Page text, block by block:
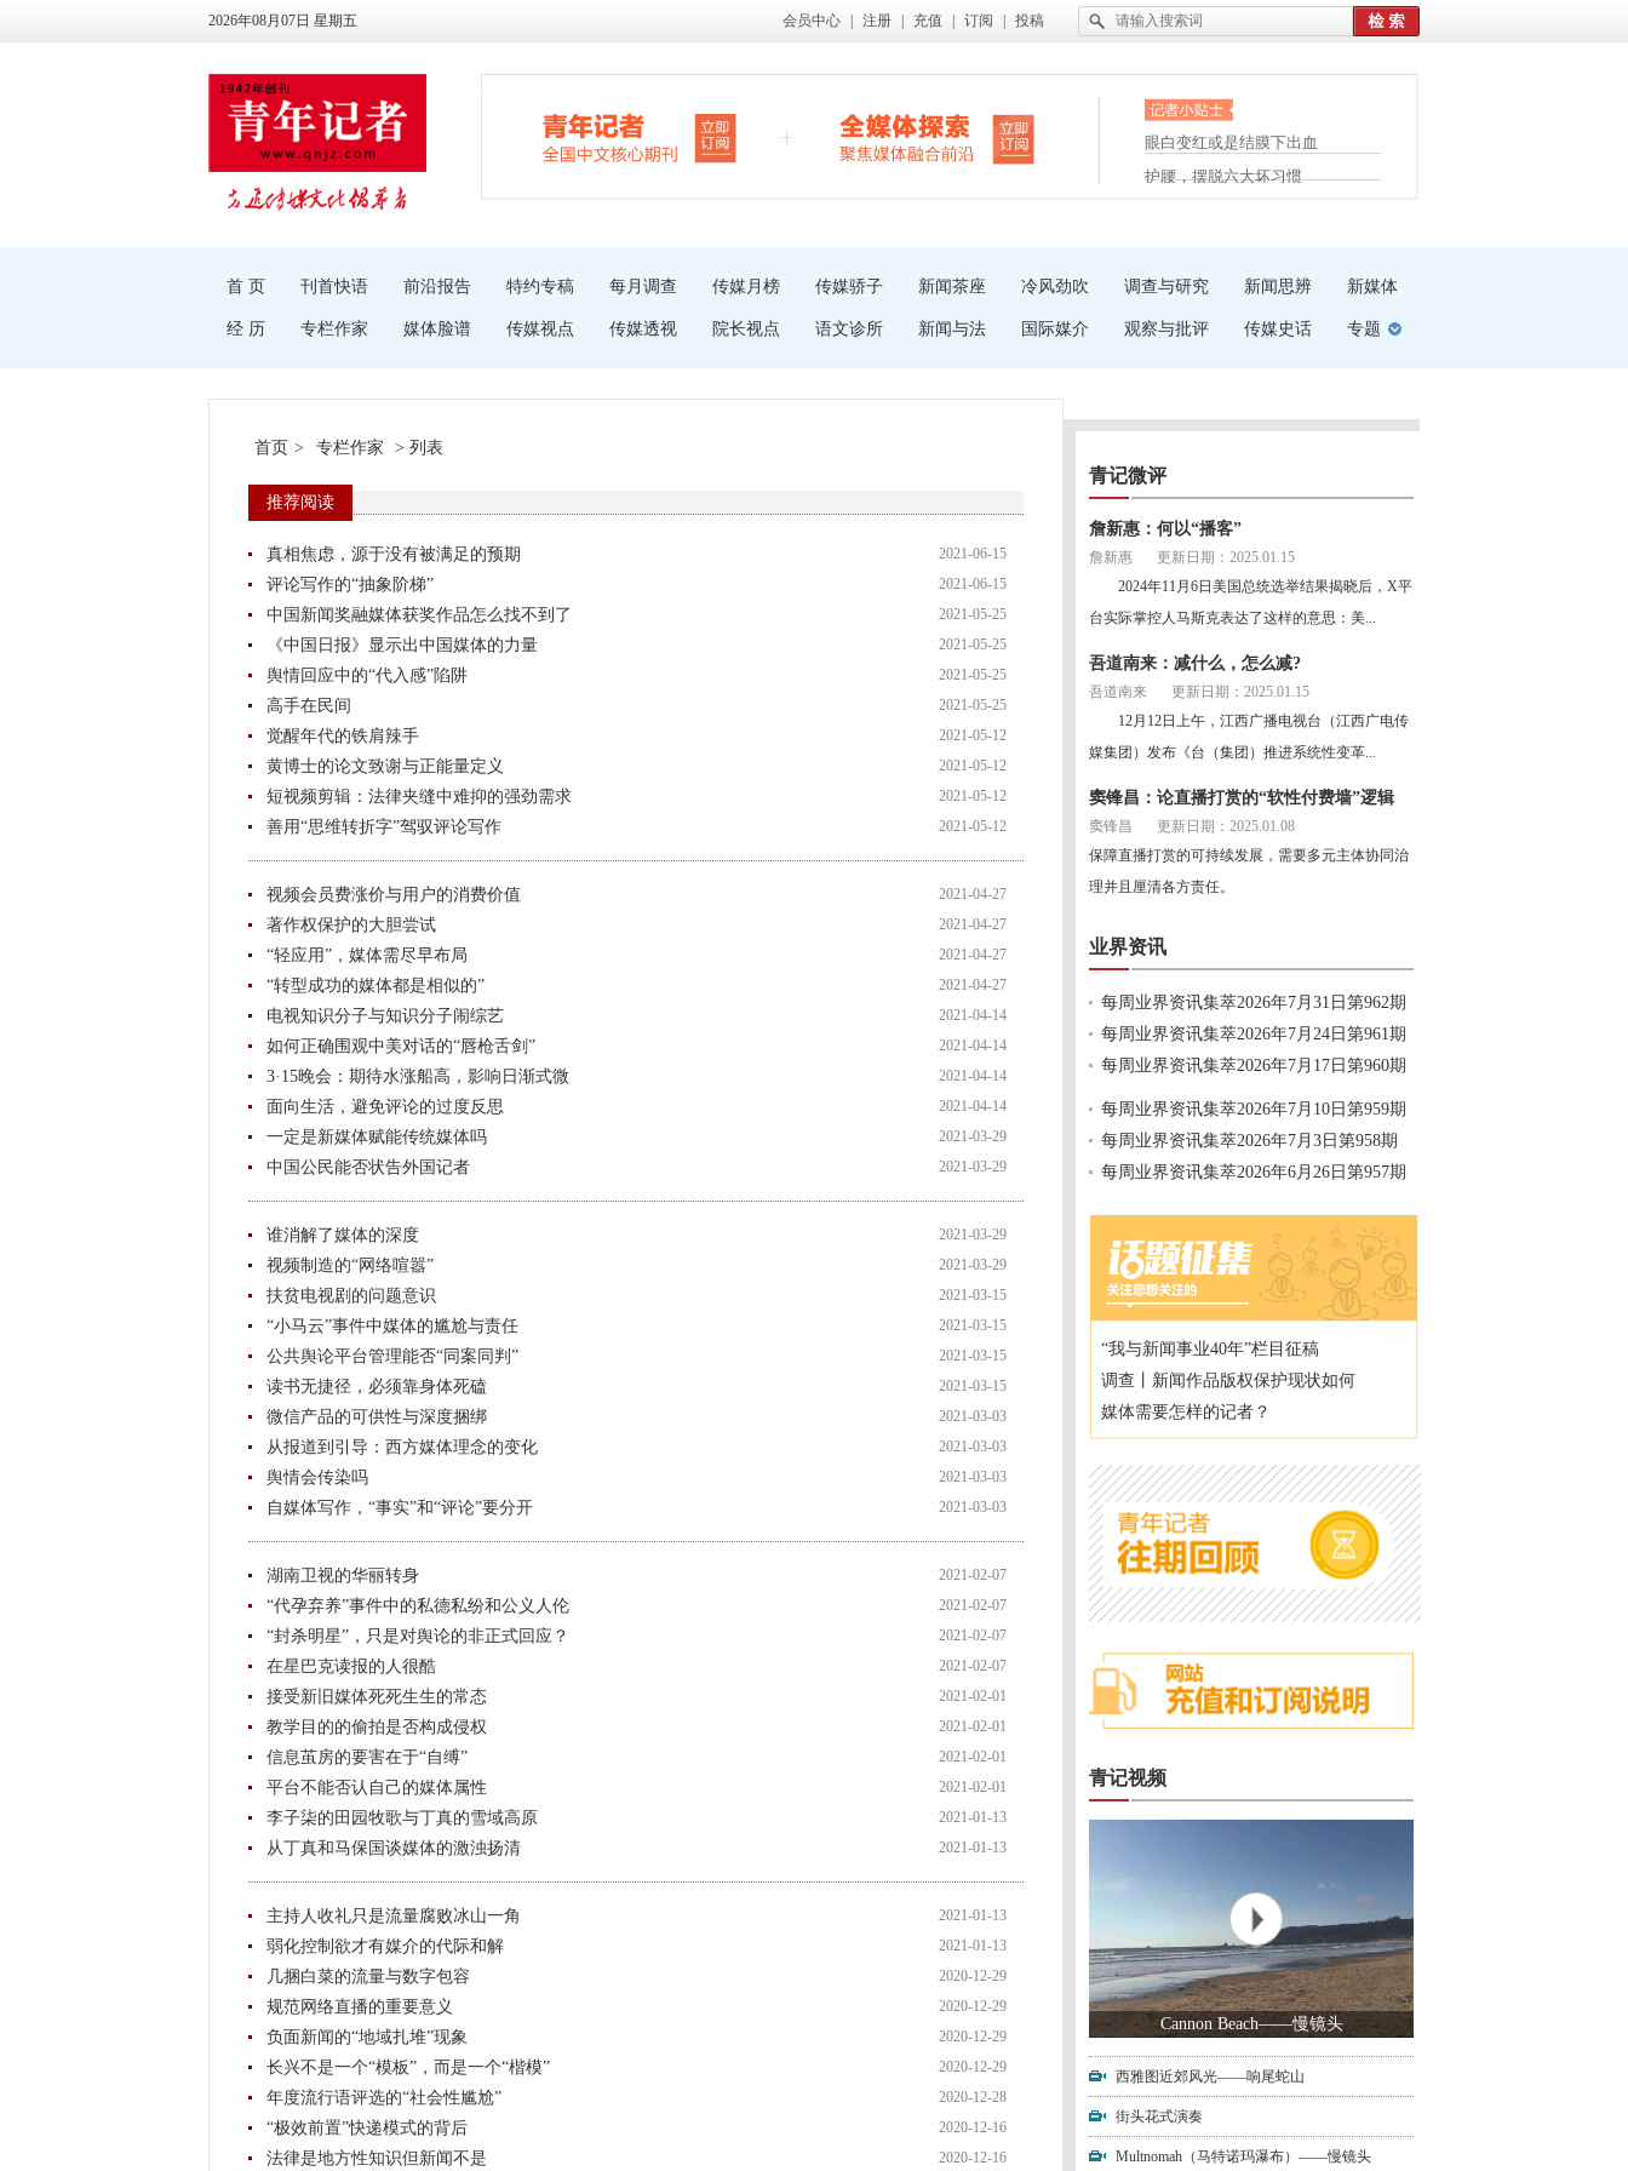
2026年08月07日 星期五 会员中心 注册 充值 订阅 投稿
眼白变红或是结膜下出血
“枝桠”“树桠”宜写成“枝...
夏天缓解疲劳有三招
护腰，摆脱六大坏习惯
受伤了冰敷还是热敷
首 页 刊首快语 前沿报告 特约专稿 每月调查 传媒月榜 传媒骄子 新闻茶座 冷风劲吹 调查与研究 新闻思辨 新媒体
经 历 专栏作家 媒体脸谱 传媒视点 传媒透视 院长视点 语文诊所 新闻与法 国际媒介 观察与批评 传媒史话 专题
首页 > 专栏作家 > 列表
推荐阅读
真相焦虑，源于没有被满足的预期 2021-06-15
评论写作的“抽象阶梯” 2021-06-15
中国新闻奖融媒体获奖作品怎么找不到了 2021-05-25
《中国日报》显示出中国媒体的力量 2021-05-25
舆情回应中的“代入感”陷阱 2021-05-25
高手在民间 2021-05-25
觉醒年代的铁肩辣手 2021-05-12
黄博士的论文致谢与正能量定义 2021-05-12
短视频剪辑：法律夹缝中难抑的强劲需求 2021-05-12
善用“思维转折字”驾驭评论写作 2021-05-12
视频会员费涨价与用户的消费价值 2021-04-27
著作权保护的大胆尝试 2021-04-27
“轻应用”，媒体需尽早布局 2021-04-27
“转型成功的媒体都是相似的” 2021-04-27
电视知识分子与知识分子闹综艺 2021-04-14
如何正确围观中美对话的“唇枪舌剑” 2021-04-14
3·15晚会：期待水涨船高，影响日渐式微 2021-04-14
面向生活，避免评论的过度反思 2021-04-14
一定是新媒体赋能传统媒体吗 2021-03-29
中国公民能否状告外国记者 2021-03-29
谁消解了媒体的深度 2021-03-29
视频制造的“网络喧嚣” 2021-03-29
扶贫电视剧的问题意识 2021-03-15
“小马云”事件中媒体的尴尬与责任 2021-03-15
公共舆论平台管理能否“同案同判” 2021-03-15
读书无捷径，必须靠身体死磕 2021-03-15
微信产品的可供性与深度捆绑 2021-03-03
从报道到引导：西方媒体理念的变化 2021-03-03
舆情会传染吗 2021-03-03
自媒体写作，“事实”和“评论”要分开 2021-03-03
湖南卫视的华丽转身 2021-02-07
“代孕弃养”事件中的私德私纷和公义人伦 2021-02-07
“封杀明星”，只是对舆论的非正式回应？ 2021-02-07
在星巴克读报的人很酷 2021-02-07
接受新旧媒体死死生生的常态 2021-02-01
教学目的的偷拍是否构成侵权 2021-02-01
信息茧房的要害在于“自缚” 2021-02-01
平台不能否认自己的媒体属性 2021-02-01
李子柒的田园牧歌与丁真的雪域高原 2021-01-13
从丁真和马保国谈媒体的激浊扬清 2021-01-13
主持人收礼只是流量腐败冰山一角 2021-01-13
弱化控制欲才有媒介的代际和解 2021-01-13
几捆白菜的流量与数字包容 2020-12-29
规范网络直播的重要意义 2020-12-29
负面新闻的“地域扎堆”现象 2020-12-29
长兴不是一个“模板”，而是一个“楷模” 2020-12-29
年度流行语评选的“社会性尴尬” 2020-12-28
“极效前置”快递模式的背后 2020-12-16
法律是地方性知识但新闻不是 2020-12-16
青记微评
詹新惠：何以“播客”
詹新惠
更新日期：2025.01.15
2024年11月6日美国总统选举结果揭晓后，X平
台实际掌控人马斯克表达了这样的意思：美...
吾道南来：减什么，怎么减?
吾道南来
更新日期：2025.01.15
12月12日上午，江西广播电视台（江西广电传
媒集团）发布《台（集团）推进系统性变革...
窦锋昌：论直播打赏的“软性付费墙”逻辑
窦锋昌
更新日期：2025.01.08
保障直播打赏的可持续发展，需要多元主体协同治
理并且厘清各方责任。
业界资讯
每周业界资讯集萃2026年7月31日第962期
每周业界资讯集萃2026年7月24日第961期
每周业界资讯集萃2026年7月17日第960期
每周业界资讯集萃2026年7月10日第959期
每周业界资讯集萃2026年7月3日第958期
每周业界资讯集萃2026年6月26日第957期
“我与新闻事业40年”栏目征稿
调查丨新闻作品版权保护现状如何
媒体需要怎样的记者？
青记视频
Cannon Beach——慢镜头
西雅图近郊风光——响尾蛇山
街头花式演奏
Multnomah（马特诺玛瀑布）——慢镜头